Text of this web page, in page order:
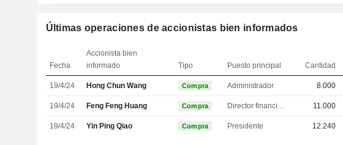
Últimas operaciones de accionistas bien informados
Fecha
Accionista bien
informado
Tipo Puesto principal Cantidad
19/4/24 Hong Chun Wang Compra Administrador 8.000
19/4/24 Feng Feng Huang Compra Director financiero 11.000
19/4/24 Yin Ping Qiao Compra Presidente 12.240